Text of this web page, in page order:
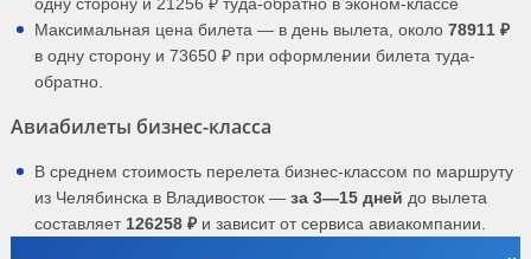
Максимальная цена билета — в день вылета, около 78911 ₽
в одну сторону и 73650 ₽ при оформлении билета туда-
обратно.
Авиабилеты бизнес-класса
В среднем стоимость перелета бизнес-классом по маршруту
из Челябинска в Владивосток — за 3—15 дней до вылета
составляет 126258 ₽ и зависит от сервиса авиакомпании.